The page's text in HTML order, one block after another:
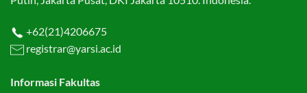
+62(21)4206675
registrar@yarsi.ac.id
Informasi Fakultas